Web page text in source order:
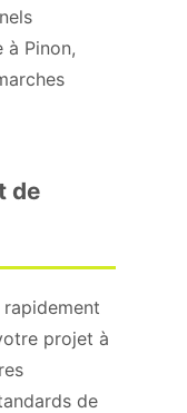
à Pinon,
de
projet à
de